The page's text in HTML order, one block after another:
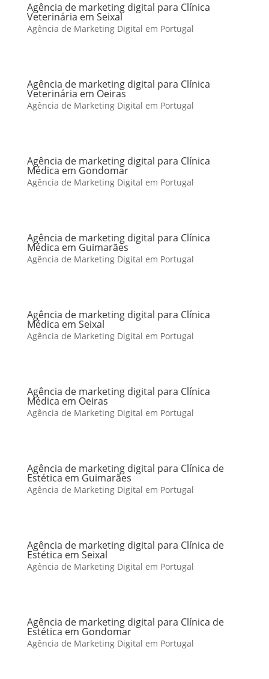
Agência de marketing digital para Clínica
Veterinária em Seixal
Agência de Marketing Digital em Portugal
Agência de marketing digital para Clínica
Veterinária em Oeiras
Agência de Marketing Digital em Portugal
Agência de marketing digital para Clínica
Médica em Gondomar
Agência de Marketing Digital em Portugal
Agência de marketing digital para Clínica
Médica em Guimarães
Agência de Marketing Digital em Portugal
Agência de marketing digital para Clínica
Médica em Seixal
Agência de Marketing Digital em Portugal
Agência de marketing digital para Clínica
Médica em Oeiras
Agência de Marketing Digital em Portugal
Agência de marketing digital para Clínica de
Estética em Guimarães
Agência de Marketing Digital em Portugal
Agência de marketing digital para Clínica de
Estética em Seixal
Agência de Marketing Digital em Portugal
Agência de marketing digital para Clínica de
Estética em Gondomar
Agência de Marketing Digital em Portugal